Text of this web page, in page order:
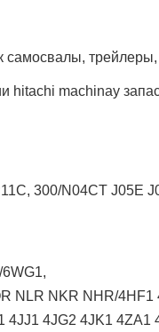
самосвалы, трейлеры,
hitachi machinay
300/N04CT J05E
NLR NKR NHR/
4JG2 4JK1 4ZA1